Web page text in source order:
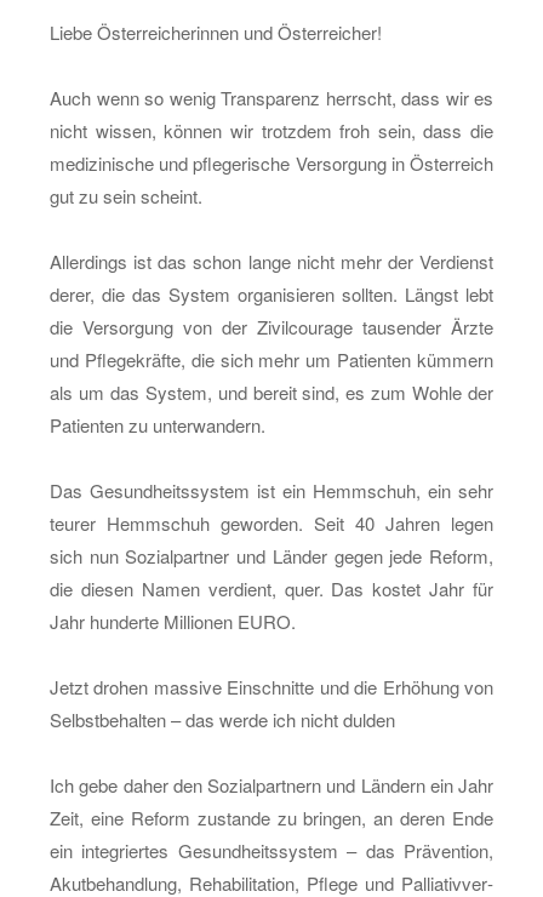
Liebe Ös­ter­rei­che­rin­nen und Ös­ter­rei­cher!
Auch wenn so wenig Trans­pa­renz herrscht, dass wir es
nicht wis­sen, kön­nen wir trotz­dem froh sein, dass die
me­di­zi­ni­sche und pfle­ge­ri­sche Ver­sor­gung in Ös­ter­reich
gut zu sein scheint.
Al­ler­dings ist das schon lange nicht mehr der Ver­dienst
derer, die das Sys­tem or­ga­ni­sie­ren soll­ten. Längst lebt
die Ver­sor­gung von der Zi­vil­cou­ra­ge tau­sen­der Ärzte
und Pfle­ge­kräf­te, die sich mehr um Pa­ti­en­ten küm­mern
als um das Sys­tem, und be­reit sind, es zum Wohle der
Pa­ti­en­ten zu un­ter­wan­dern.
Das Ge­sund­heits­sys­tem ist ein Hemm­schuh, ein sehr
teu­rer Hemm­schuh ge­wor­den. Seit 40 Jah­ren legen
sich nun So­zi­al­part­ner und Län­der gegen jede Re­form,
die die­sen Namen ver­dient, quer. Das kos­tet Jahr für
Jahr hun­der­te Mil­lio­nen EURO.
Jetzt dro­hen mas­si­ve Ein­schnit­te und die Er­hö­hung von
Selbst­be­hal­ten – das werde ich nicht dul­den
Ich gebe daher den So­zi­al­part­nern und Län­dern ein Jahr
Zeit, eine Re­form zu­stan­de zu brin­gen, an deren Ende
ein in­te­grier­tes Ge­sund­heits­sys­tem – das Prä­ven­ti­on,
Akut­be­hand­lung, Re­ha­bi­li­ta­ti­on, Pfle­ge und Pal­lia­tiv­ver­